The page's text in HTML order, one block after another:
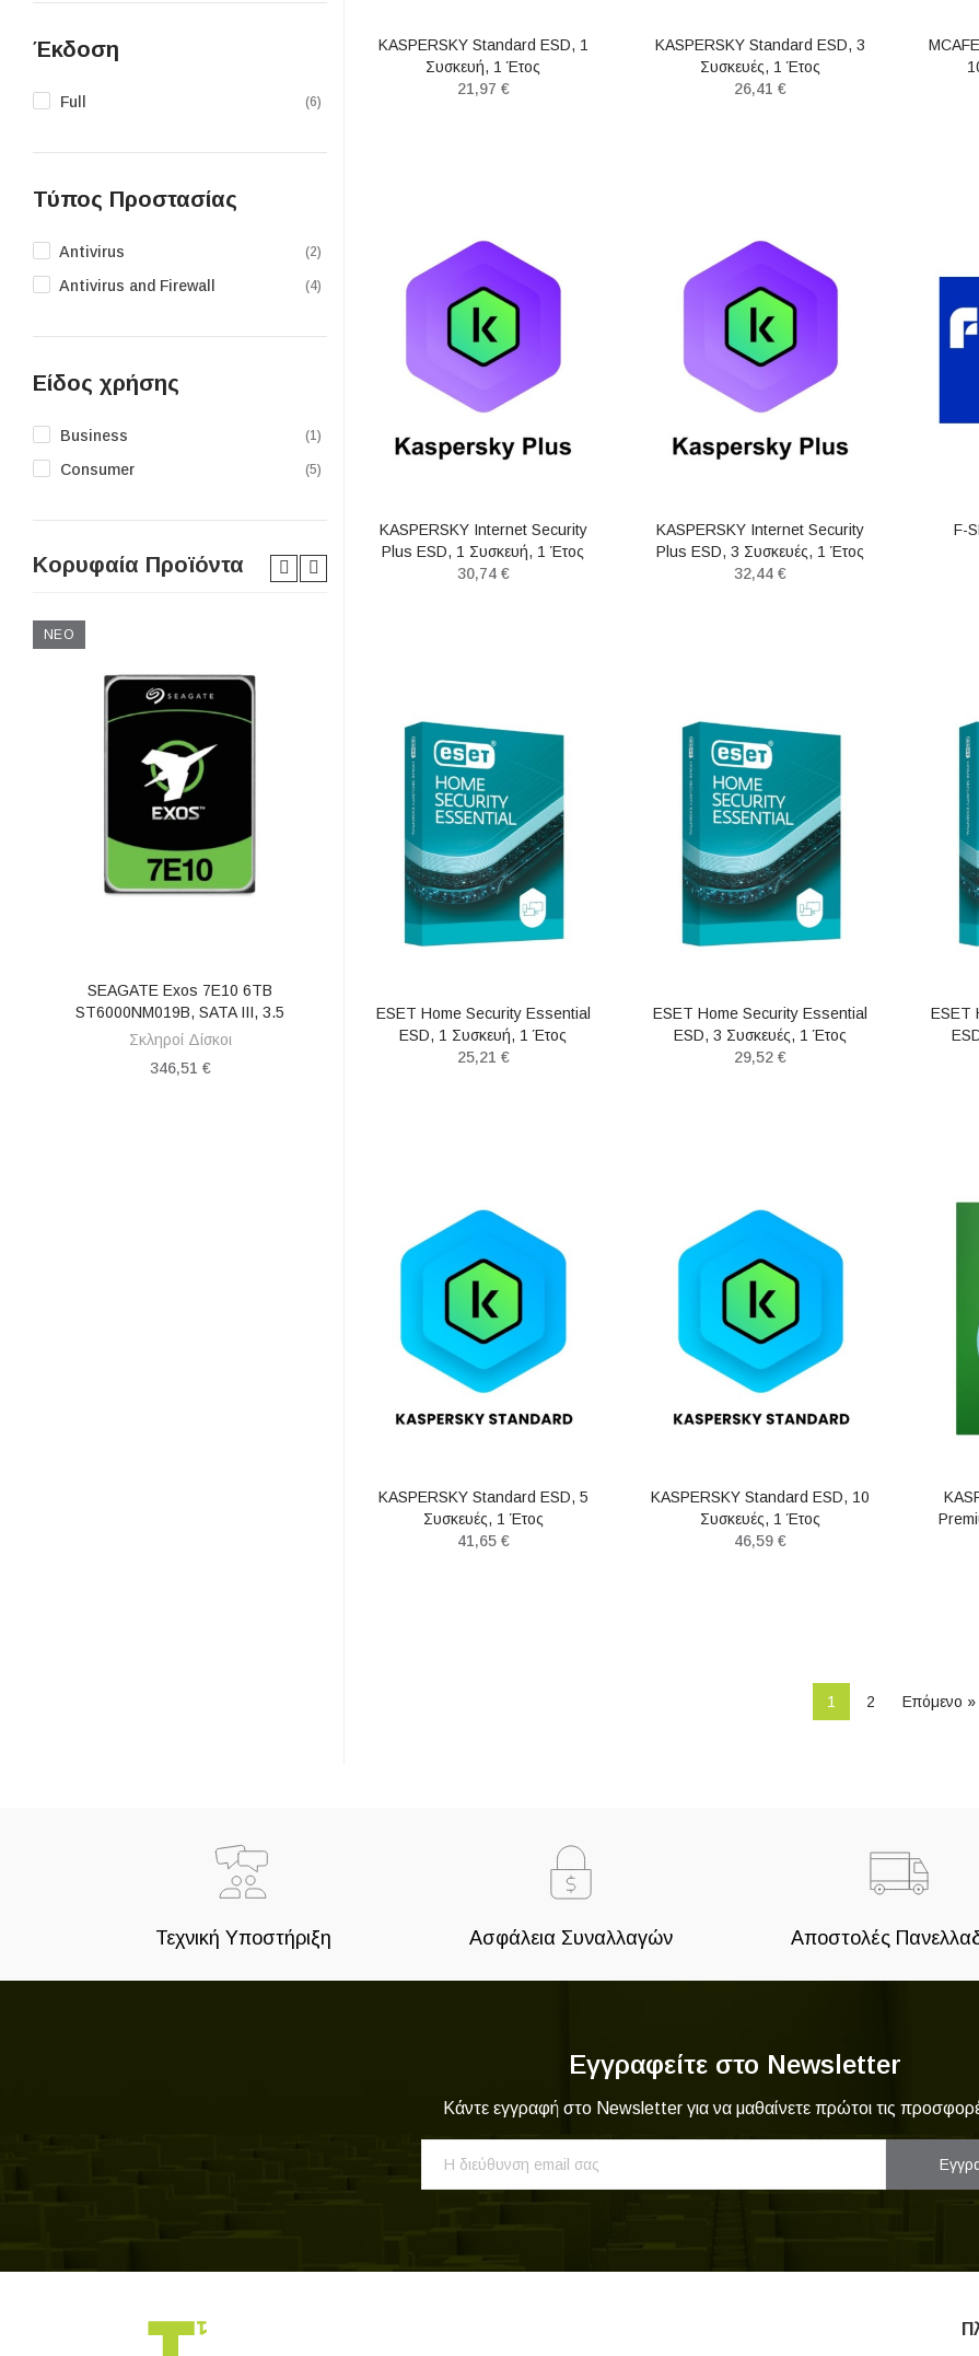
KASPERSKY Standard ESD, 1
Συσκευή, 1 Έτος
21,97 €
KASPERSKY Standard ESD, 3
Συσκευές, 1 Έτος
26,41 €
KASPERSKY Internet Security
Plus ESD, 1 Συσκευή, 1 Έτος
30,74 €
KASPERSKY Internet Security
Plus ESD, 3 Συσκευές, 1 Έτος
32,44 €
F-
ESET Home Security Essential
ESD, 1 Συσκευή, 1 Έτος
25,21 €
ESET Home Security Essential
ESD, 3 Συσκευές, 1 Έτος
29,52 €
ESET
KASPERSKY Standard ESD, 5
Συσκευές, 1 Έτος
41,65 €
KASPERSKY Standard ESD, 10
Συσκευές, 1 Έτος
46,59 €
1 2 Επόμενο »
Έκδοση
Full (6)
Τύπος Προστασίας
Antivirus (2)
Antivirus and Firewall (4)
Είδος χρήσης
Business (1)
Consumer (5)
Κορυφαία Προϊόντα
ΝΈΟ
ΑΓΟΡΆ
SEAGATE Exos 7E10 6TB
ST6000NM019B, SATA III, 3.5
Σκληροί Δίσκοι
346,51 €
Male - HDMI Male 3m (80602)
(UGR80602)
Καλώδια Audio/Video
Gray (570-ABHM) (DEL570-ABHMI)
Ποντίκια
Τεχνική Υποστήριξη Ασφάλεια Συναλλαγών Αποστολές
Εγγραφείτε στο Newsletter
Κάντε εγγραφή στο Newsletter για να μαθαίνετε πρώτοι τις